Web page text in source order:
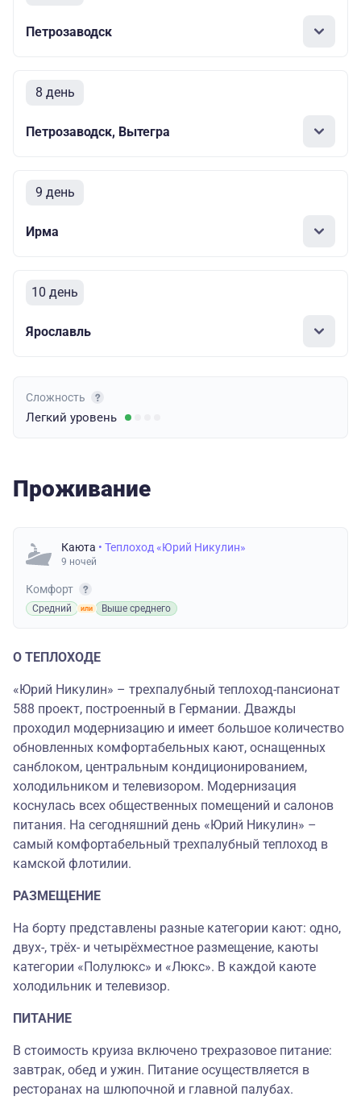
Петрозаводск
8 день
Петрозаводск, Вытегра
9 день
Ирма
10 день
Ярославль
Сложность
Легкий уровень
Проживание
Каюта • Теплоход «Юрий Никулин»
9 ночей
Комфорт
Средний Выше среднего
О ТЕПЛОХОДЕ
«Юрий Никулин» – трехпалубный теплоход-пансионат
588 проект, построенный в Германии. Дважды
проходил модернизацию и имеет большое количество
обновленных комфортабельных кают, оснащенных
санблоком, центральным кондиционированием,
холодильником и телевизором. Модернизация
коснулась всех общественных помещений и салонов
питания. На сегодняшний день «Юрий Никулин» –
самый комфортабельный трехпалубный теплоход в
камской флотилии.
РАЗМЕЩЕНИЕ
На борту представлены разные категории кают: одно,
двух-, трёх- и четырёхместное размещение, каюты
категории «Полулюкс» и «Люкс». В каждой каюте
холодильник и телевизор.
ПИТАНИЕ
В стоимость круиза включено трехразовое питание:
завтрак, обед и ужин. Питание осуществляется в
ресторанах на шлюпочной и главной палубах.